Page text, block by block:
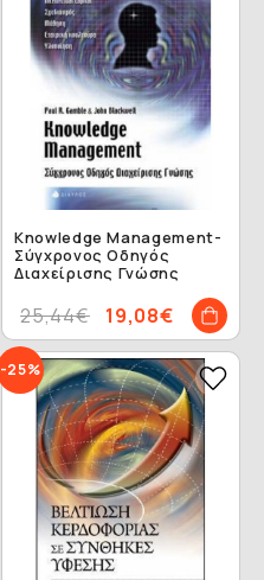
Knowledge Management-
Σύγχρονος Οδηγός
Διαχείρισης Γνώσης
19,08€
25,44€
-25%